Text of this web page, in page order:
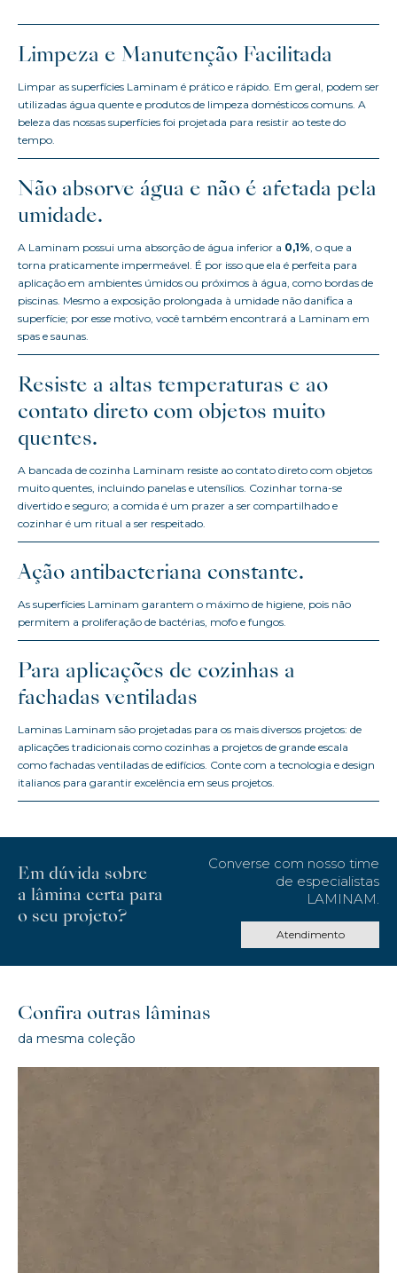
Limpeza e Manutenção Facilitada
Limpar as superfícies Laminam é prático e rápido. Em geral, podem ser
utilizadas água quente e produtos de limpeza domésticos comuns. A
beleza das nossas superfícies foi projetada para resistir ao teste do
tempo.
Não absorve água e não é afetada pela
umidade.
A Laminam possui uma absorção de água inferior a 0,1%, o que a
torna praticamente impermeável. É por isso que ela é perfeita para
aplicação em ambientes úmidos ou próximos à água, como bordas de
piscinas. Mesmo a exposição prolongada à umidade não danifica a
superfície; por esse motivo, você também encontrará a Laminam em
spas e saunas.
Resiste a altas temperaturas e ao
contato direto com objetos muito
quentes.
A bancada de cozinha Laminam resiste ao contato direto com objetos
muito quentes, incluindo panelas e utensílios. Cozinhar torna-se
divertido e seguro; a comida é um prazer a ser compartilhado e
cozinhar é um ritual a ser respeitado.
Ação antibacteriana constante.
As superfícies Laminam garantem o máximo de higiene, pois não
permitem a proliferação de bactérias, mofo e fungos.
Para aplicações de cozinhas a
fachadas ventiladas
Laminas Laminam são projetadas para os mais diversos projetos: de
aplicações tradicionais como cozinhas a projetos de grande escala
como fachadas ventiladas de edifícios. Conte com a tecnologia e design
italianos para garantir excelência em seus projetos.
Em dúvida sobre
a lâmina certa para
o seu projeto?
Converse com nosso time
de especialistas
LAMINAM.
Atendimento
Confira outras lâminas
da mesma coleção